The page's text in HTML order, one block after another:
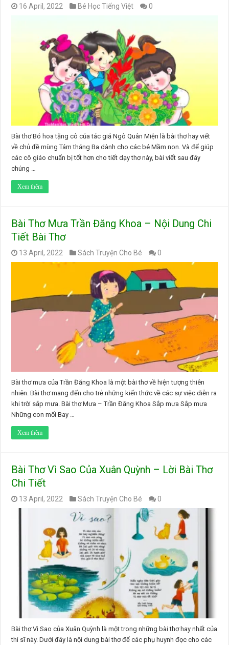
16 April, 2022 Bé Học Tiếng Việt 0
Bài thơ Bó hoa tặng cô của tác giả Ngô Quân Miện là bài thơ hay viết
về chủ đề mùng Tám tháng Ba dành cho các bé Mầm non. Và để giúp
các cô giáo chuẩn bị tốt hơn cho tiết dạy thơ này, bài viết sau đây
chúng …
Xem thêm
Bài Thơ Mưa Trần Đăng Khoa – Nội Dung Chi
Tiết Bài Thơ
13 April, 2022 Sách Truyện Cho Bé 0
Bài thơ mưa của Trần Đăng Khoa là một bài thơ về hiện tượng thiên
nhiên. Bài thơ mang đến cho trẻ những kiến thức về các sự việc diễn ra
khi trời sắp mưa. Bài thơ Mưa – Trần Đăng Khoa Sắp mưa Sắp mưa
Những con mối Bay …
Xem thêm
Bài Thơ Vì Sao Của Xuân Quỳnh – Lời Bài Thơ
Chi Tiết
13 April, 2022 Sách Truyện Cho Bé 0
Bài thơ Vì Sao của Xuân Quỳnh là một trong những bài thơ hay nhất của
thi sĩ này. Dưới đây là nội dung bài thơ để các phụ huynh đọc cho các